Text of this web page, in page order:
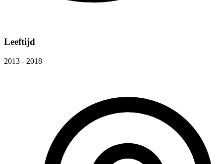
Leeftijd
2013 - 2018